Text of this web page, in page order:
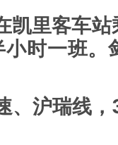
里客车站
时一班。
、沪瑞线